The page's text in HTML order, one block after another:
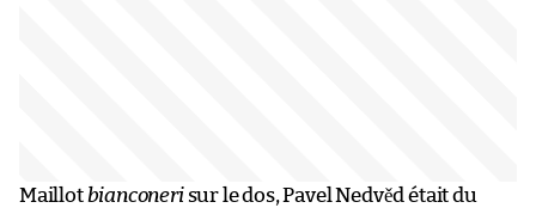
Maillot bianconerisur le dos, Pavel Nedvěd était du